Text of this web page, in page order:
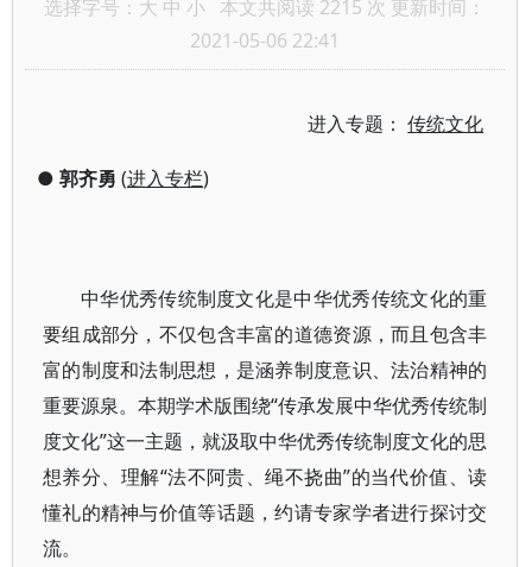
选择字号： 大 中 小 本文共阅读 2215 次 更新时间：
2021-05-06 22:41
进入专题：传统文化
● 郭齐勇 (进入专栏)
中华优秀传统制度文化是中华优秀传统文化的重
要组成部分，不仅包含丰富的道德资源，而且包含丰
富的制度和法制思想，是涵养制度意识、法治精神的
重要源泉。本期学术版围绕“传承发展中华优秀传统制
度文化”这一主题，就汲取中华优秀传统制度文化的思
想养分、理解“法不阿贵、绳不挠曲”的当代价值、读
懂礼的精神与价值等话题，约请专家学者进行探讨交
流。